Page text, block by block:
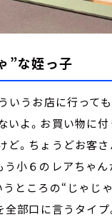
”な姪っ子
いうお店に行って
いよ。お買い物に
ど。ちょうどお客
う小６のレアちゃ
うところの“じゃじ
全部口に言うタイ